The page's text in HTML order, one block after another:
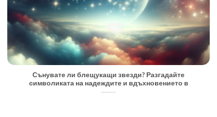
Сънувате ли блещукащи звезди? Разгадайте
символиката на надеждите и вдъхновението в